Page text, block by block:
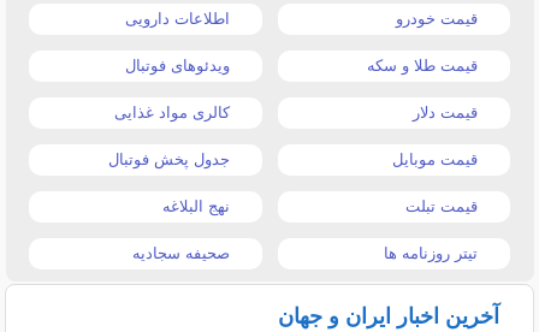
قیمت خودرو اطلاعات دارویی
قیمت طلا و سکه ویدئوهای فوتبال
قیمت دلار کالری مواد غذایی
قیمت موبایل جدول پخش فوتبال
قیمت تبلت نهج البلاغه
تیتر روزنامه ها صحیفه سجادیه
آخرین اخبار ایران و جهان